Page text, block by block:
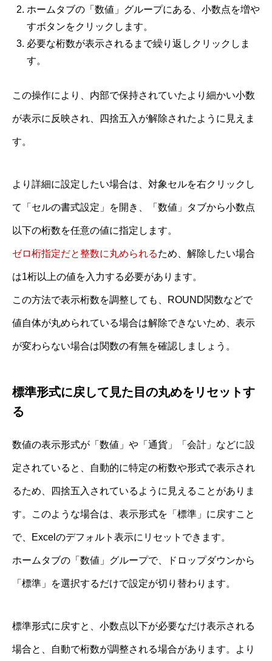
ホームタブの「数値」グループにある、小数点を増や
すボタンをクリックします。
必要な桁数が表示されるまで繰り返しクリックしま
す。
この操作により、内部で保持されていたより細かい小数
が表示に反映され、四捨五入が解除されたように見えま
す。
より詳細に設定したい場合は、対象セルを右クリックし
て「セルの書式設定」を開き、「数値」タブから小数点
以下の桁数を任意の値に指定します。
ゼロ桁指定だと整数に丸められるため、解除したい場合
は1桁以上の値を入力する必要があります。
この方法で表示桁数を調整しても、ROUND関数などで
値自体が丸められている場合は解除できないため、表示
が変わらない場合は関数の有無を確認しましょう。
標準形式に戻して見た目の丸めをリセットす
る
数値の表示形式が「数値」や「通貨」「会計」などに設
定されていると、自動的に特定の桁数や形式で表示され
るため、四捨五入されているように見えることがありま
す。このような場合は、表示形式を「標準」に戻すこと
で、Excelのデフォルト表示にリセットできます。
ホームタブの「数値」グループで、ドロップダウンから
「標準」を選択するだけで設定が切り替わります。
標準形式に戻すと、小数点以下が必要なだけ表示される
場合と、自動で桁数が調整される場合があります。より